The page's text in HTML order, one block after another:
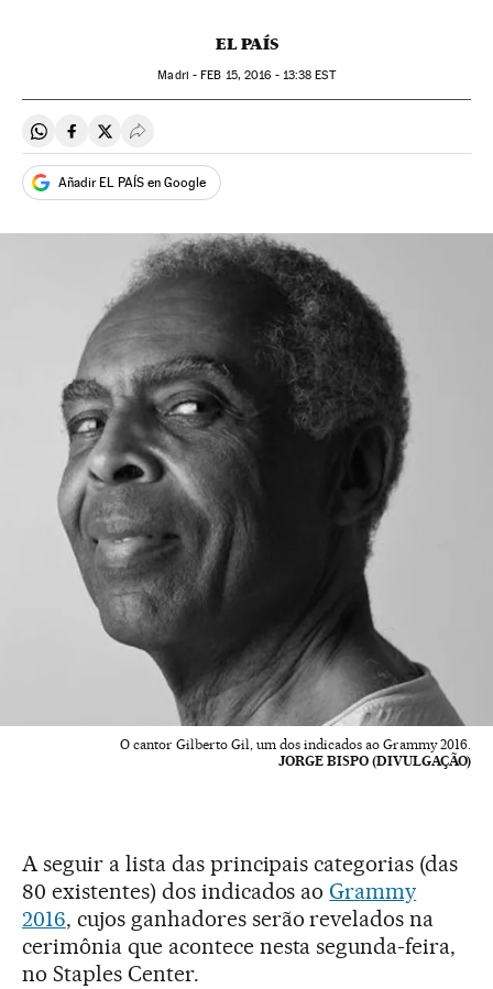
EL PAÍS
Madri -FEB 15, 2016 - 13:38 EST
Compartir en Whatsapp
Compartir en Facebook
Compartir en Twitter
Desplegar Redes Sociales
Añadir EL PAÍS en Google
O cantor Gilberto Gil, um dos indicados ao Grammy 2016.
JORGE BISPO (DIVULGAÇÃO)
A seguir a lista das principais categorias (das
80 existentes) dos indicados aoGrammy
2016, cujos ganhadores serão revelados na
cerimônia que acontece nesta segunda-feira,
no Staples Center.